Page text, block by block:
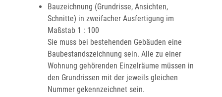
Bauzeichnung (Grundrisse, Ansichten,
Schnitte) in zweifacher Ausfertigung im
Maßstab 1 : 100
Sie muss bei bestehenden Gebäuden eine
Baubestandszeichnung sein. Alle zu einer
Wohnung gehörenden Einzelräume müssen in
den Grundrissen mit der jeweils gleichen
Nummer gekennzeichnet sein.